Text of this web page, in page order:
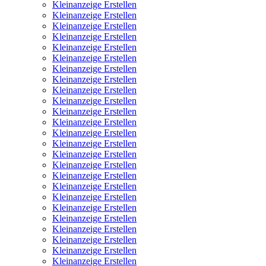
Kleinanzeige Erstellen
Kleinanzeige Erstellen
Kleinanzeige Erstellen
Kleinanzeige Erstellen
Kleinanzeige Erstellen
Kleinanzeige Erstellen
Kleinanzeige Erstellen
Kleinanzeige Erstellen
Kleinanzeige Erstellen
Kleinanzeige Erstellen
Kleinanzeige Erstellen
Kleinanzeige Erstellen
Kleinanzeige Erstellen
Kleinanzeige Erstellen
Kleinanzeige Erstellen
Kleinanzeige Erstellen
Kleinanzeige Erstellen
Kleinanzeige Erstellen
Kleinanzeige Erstellen
Kleinanzeige Erstellen
Kleinanzeige Erstellen
Kleinanzeige Erstellen
Kleinanzeige Erstellen
Kleinanzeige Erstellen
Kleinanzeige Erstellen